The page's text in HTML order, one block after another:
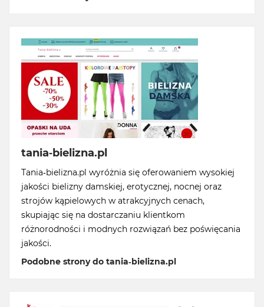
tania-bielizna.pl
Tania-bielizna.pl wyróżnia się oferowaniem wysokiej
jakości bielizny damskiej, erotycznej, nocnej oraz
strojów kąpielowych w atrakcyjnych cenach,
skupiając się na dostarczaniu klientkom
różnorodności i modnych rozwiązań bez poświęcania
jakości.
Podobne strony do tania-bielizna.pl